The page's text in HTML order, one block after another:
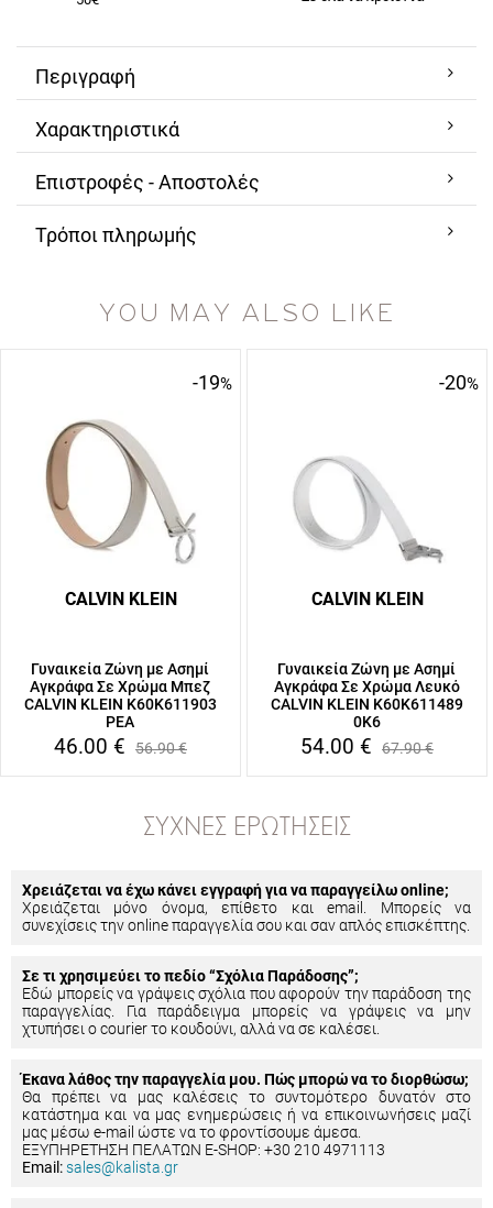
Περιγραφή
Χαρακτηριστικά
Επιστροφές - Αποστολές
Τρόποι πληρωμής
YOU MAY ALSO LIKE
-19%
CALVIN KLEIN
Γυναικεία Ζώνη με Ασημί
Αγκράφα Σε Χρώμα Μπεζ
CALVIN KLEIN K60K611903
PEA
46.00 € 56.90€
-20%
CALVIN KLEIN
Γυναικεία Ζώνη με Ασημί
Αγκράφα Σε Χρώμα Λευκό
CALVIN KLEIN K60K611489
0K6
54.00 € 67.90€
ΣΥΧΝΈΣ ΕΡΩΤΉΣΕΙΣ
Χρειάζεται να έχω κάνει εγγραφή για να παραγγείλω online;
Χρειάζεται μόνο όνομα, επίθετο και email. Μπορείς να
συνεχίσεις την online παραγγελία σου και σαν απλός επισκέπτης.
Σε τι χρησιμεύει το πεδίο “Σχόλια Παράδοσης”;
Εδώ μπορείς να γράψεις σχόλια που αφορούν την παράδοση της
παραγγελίας. Για παράδειγμα μπορείς να γράψεις να μην
χτυπήσει ο courier το κουδούνι, αλλά να σε καλέσει.
Έκανα λάθος την παραγγελία μου. Πώς μπορώ να το διορθώσω;
Θα πρέπει να μας καλέσεις το συντομότερο δυνατόν στο
κατάστημα και να μας ενημερώσεις ή να επικοινωνήσεις μαζί
μας μέσω e-mail ώστε να το φροντίσουμε άμεσα.
ΕΞΥΠΗΡΕΤΗΣΗ ΠΕΛΑΤΩΝ E-SHOP: +30 210 4971113
Email:sales@kalista.gr